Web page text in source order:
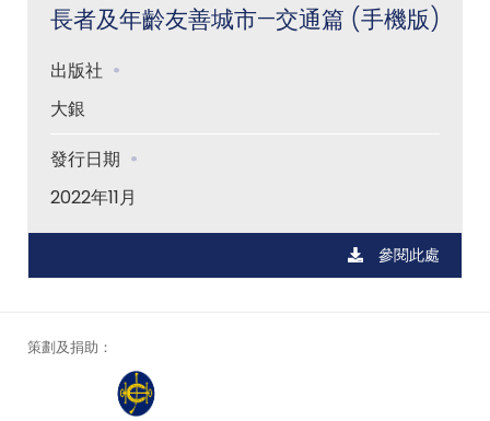
長者及年齡友善城市—交通篇 (手機版)
出版社
大銀
發行日期
2022年11月
參閱此處
策劃及捐助：